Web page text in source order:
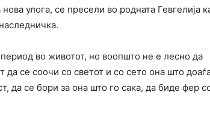
улога, се пресели во родната Гевгелија
во животот, но воопшто не е лесно да
се соочи со светот и со сето она што
да се бори за она што го сака, да биде фер